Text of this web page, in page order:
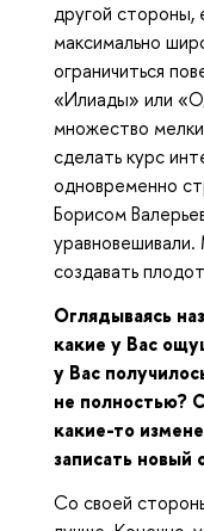
другой стороны,
максимально
ограничиться
«Илиады» или
множество
сделать курс
одновременно
Борисом
создавать
Оглядываясь
какие у Вас
у Вас
не полностью?
какие-то
записать новый
Со своей